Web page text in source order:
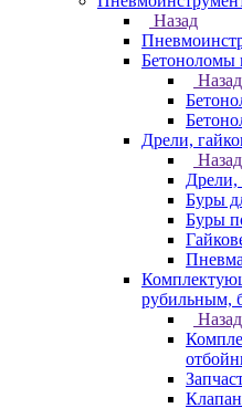
Назад
Бетоноломы
Назад
Дрели,
Назад
Дрели,
Буры
Буры
рубильным,
Назад